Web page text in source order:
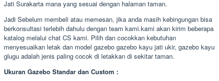
Jati Surakarta mana yang sesuai dengan halaman taman.
Jadi Sebelum membeli atau memesan, jika anda masih kebingungan bisa
berkonsultasi terlebih dahulu dengan team kami.kami akan kirim beberapa
katalog melalui chat CS kami. Pilih dan cocokkan kebutuhan
menyesuaikan letak dan model gazebo gazebo kayu jati ukir, gazebo kayu
glugu adalah jenis paling cocok di letakkan di sekitar taman.
Ukuran Gazebo Standar dan Custom :